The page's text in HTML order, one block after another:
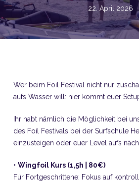
22. April 2026
Wer beim Foil Festival nicht nur
aufs Wasser will: hier kommt euer
Ihr habt nämlich die Möglichkeit bei
des Foil Festivals bei der Surfschule
einzusteigen oder euer Level aufs
• Wingfoil Kurs (1,5h | 80€)
Für Fortgeschrittene: Fokus auf